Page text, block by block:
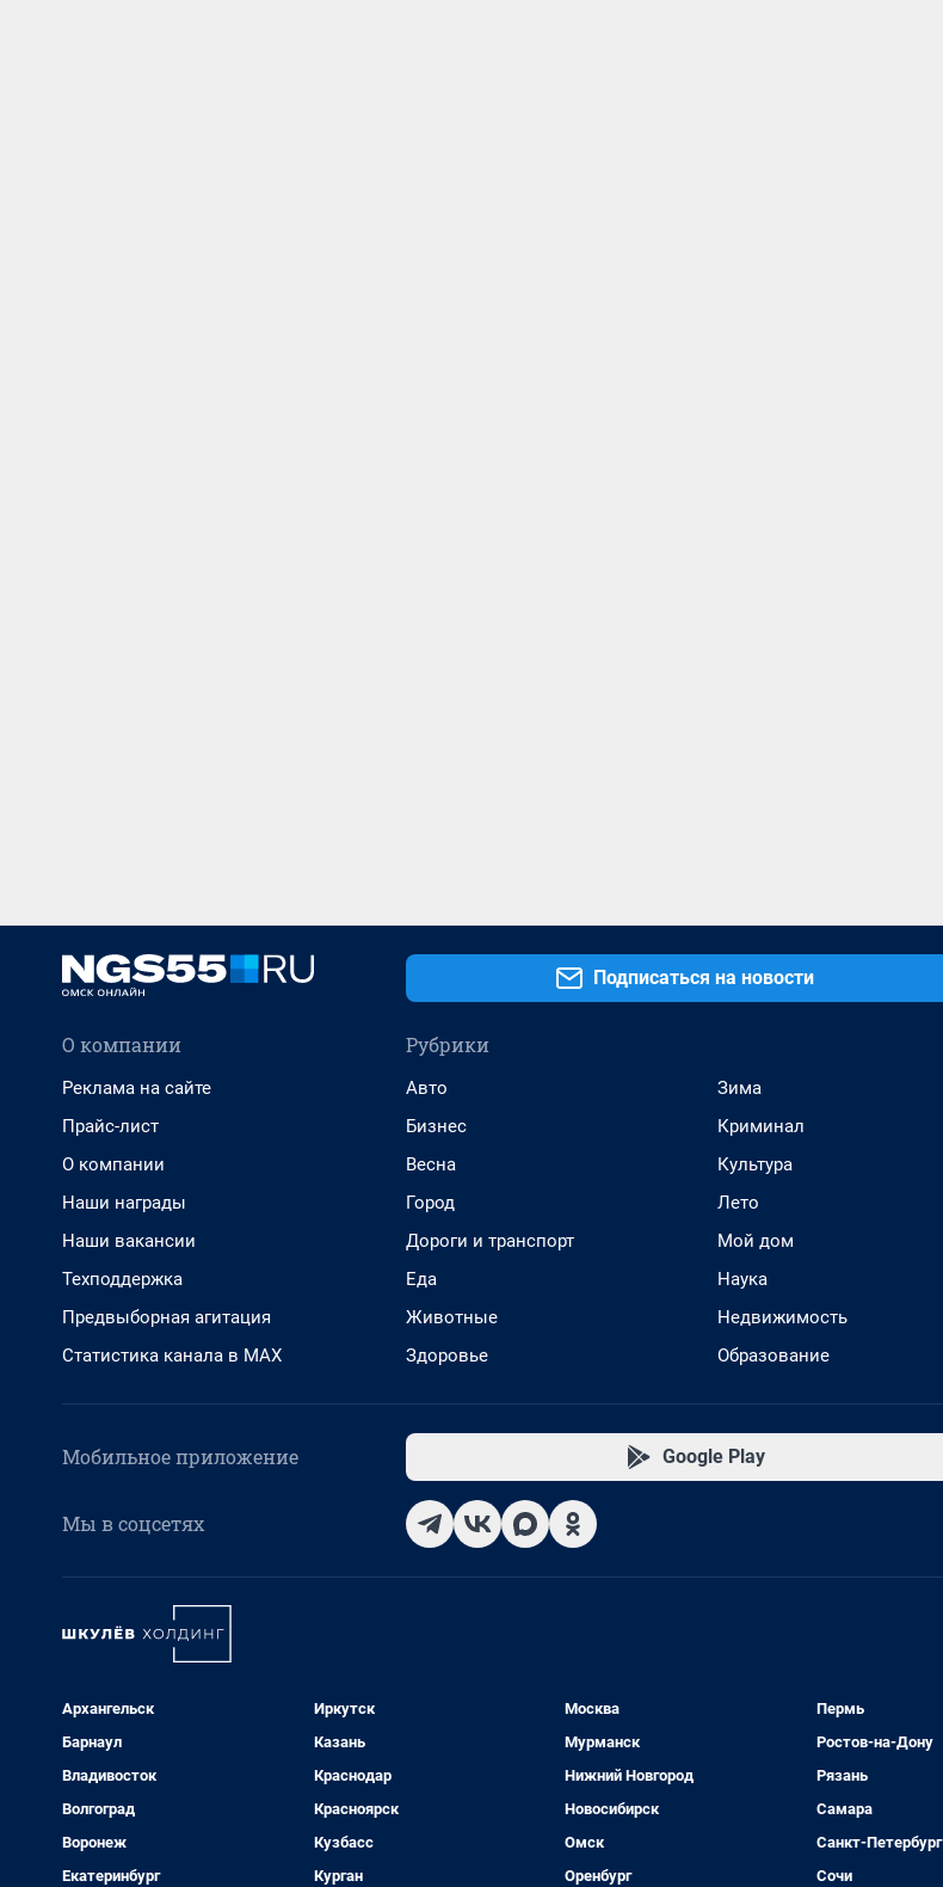
Подписаться на новости
О компании
Реклама на сайте
Прайс-лист
О компании
Наши награды
Наши вакансии
Техподдержка
Предвыборная агитация
Статистика канала в MAX
Рубрики
Авто
Бизнес
Весна
Город
Дороги и транспорт
Еда
Животные
Здоровье
Зима
Криминал
Культура
Лето
Мой дом
Наука
Недвижимость
Образование
Мобильное приложение Google Play
Мы в соцсетях
Архангельск
Барнаул
Владивосток
Волгоград
Воронеж
Екатеринбург
Иркутск
Казань
Краснодар
Красноярск
Кузбасс
Курган
Москва
Мурманск
Нижний Новгород
Новосибирск
Омск
Оренбург
Пермь
Ростов-на-Дону
Рязань
Самара
Санкт-Петербург
Сочи